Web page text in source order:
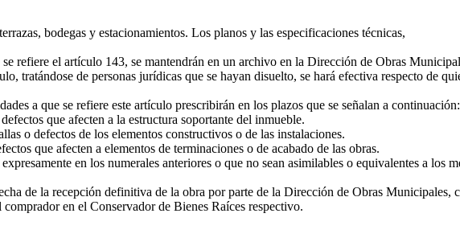
bodegas y estacionamientos. Los planos y las especificaciones técnicas,
refiere el artículo 143, se mantendrán en un archivo en la Dirección de Obras
tratándose de personas jurídicas que se hayan disuelto, se hará efectiva respecto de
a que se refiere este artículo prescribirán en los plazos que se señalan a continuación:
que afecten a la estructura soportante del inmueble.
o defectos de los elementos constructivos o de las instalaciones.
que afecten a elementos de terminaciones o de acabado de las obras.
en los numerales anteriores o que no sean asimilables o equivalentes a los
de la recepción definitiva de la obra por parte de la Dirección de Obras Municipales,
en el Conservador de Bienes Raíces respectivo.